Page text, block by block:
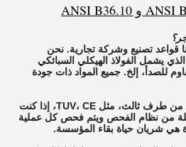
تصنيع وشركة تجارية. نحن
يشمل الفولاذ الهيكلي السبائكي
للصدأ، إلخ. جميع المواد ذات جودة
ج: أولاً، يمكننا تقديم الشهادات من طرف ثالث، مثل TUV، CE، إذا كنت
من نظام الفحص ويتم فحص كل عملية
هي شريان حياة بقاء المؤسسة.